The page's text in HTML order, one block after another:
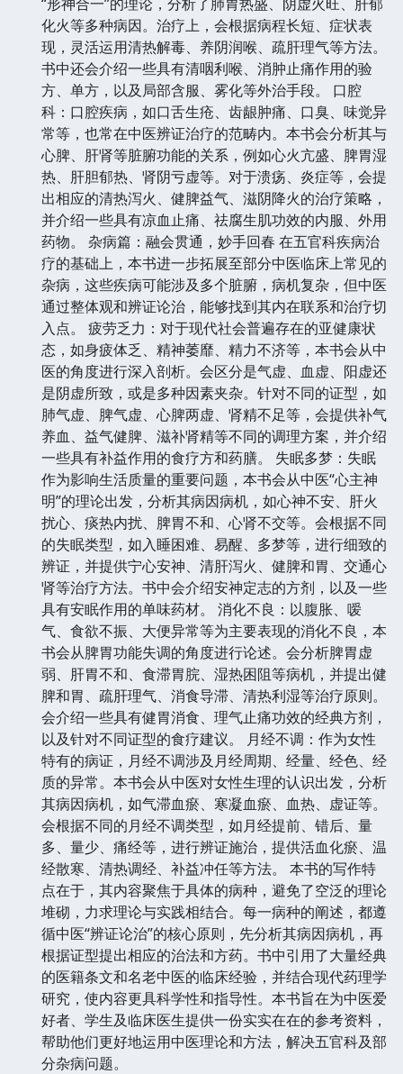
化火等多种病因。治疗上，会根据病程长短、症状表
现，灵活运用清热解毒、养阴润喉、疏肝理气等方法。
书中还会介绍一些具有清咽利喉、消肿止痛作用的验
方、单方，以及局部含服、雾化等外治手段。 口腔
科：口腔疾病，如口舌生疮、齿龈肿痛、口臭、味觉异
常等，也常在中医辨证治疗的范畴内。本书会分析其与
心脾、肝肾等脏腑功能的关系，例如心火亢盛、脾胃湿
热、肝胆郁热、肾阴亏虚等。对于溃疡、炎症等，会提
出相应的清热泻火、健脾益气、滋阴降火的治疗策略，
并介绍一些具有凉血止痛、祛腐生肌功效的内服、外用
药物。 杂病篇：融会贯通，妙手回春 在五官科疾病治
疗的基础上，本书进一步拓展至部分中医临床上常见的
杂病，这些疾病可能涉及多个脏腑，病机复杂，但中医
通过整体观和辨证论治，能够找到其内在联系和治疗切
入点。 疲劳乏力：对于现代社会普遍存在的亚健康状
态，如身疲体乏、精神萎靡、精力不济等，本书会从中
医的角度进行深入剖析。会区分是气虚、血虚、阳虚还
是阴虚所致，或是多种因素夹杂。针对不同的证型，如
肺气虚、脾气虚、心脾两虚、肾精不足等，会提供补气
养血、益气健脾、滋补肾精等不同的调理方案，并介绍
一些具有补益作用的食疗方和药膳。 失眠多梦：失眠
作为影响生活质量的重要问题，本书会从中医“心主神
明”的理论出发，分析其病因病机，如心神不安、肝火
扰心、痰热内扰、脾胃不和、心肾不交等。会根据不同
的失眠类型，如入睡困难、易醒、多梦等，进行细致的
辨证，并提供宁心安神、清肝泻火、健脾和胃、交通心
肾等治疗方法。书中会介绍安神定志的方剂，以及一些
具有安眠作用的单味药材。 消化不良：以腹胀、嗳
气、食欲不振、大便异常等为主要表现的消化不良，本
书会从脾胃功能失调的角度进行论述。会分析脾胃虚
弱、肝胃不和、食滞胃脘、湿热困阻等病机，并提出健
脾和胃、疏肝理气、消食导滞、清热利湿等治疗原则。
会介绍一些具有健胃消食、理气止痛功效的经典方剂，
以及针对不同证型的食疗建议。 月经不调：作为女性
特有的病证，月经不调涉及月经周期、经量、经色、经
质的异常。本书会从中医对女性生理的认识出发，分析
其病因病机，如气滞血瘀、寒凝血瘀、血热、虚证等。
会根据不同的月经不调类型，如月经提前、错后、量
多、量少、痛经等，进行辨证施治，提供活血化瘀、温
经散寒、清热调经、补益冲任等方法。 本书的写作特
点在于，其内容聚焦于具体的病种，避免了空泛的理论
堆砌，力求理论与实践相结合。每一病种的阐述，都遵
循中医“辨证论治”的核心原则，先分析其病因病机，再
根据证型提出相应的治法和方药。书中引用了大量经典
的医籍条文和名老中医的临床经验，并结合现代药理学
研究，使内容更具科学性和指导性。本书旨在为中医爱
好者、学生及临床医生提供一份实实在在的参考资料，
帮助他们更好地运用中医理论和方法，解决五官科及部
分杂病问题。